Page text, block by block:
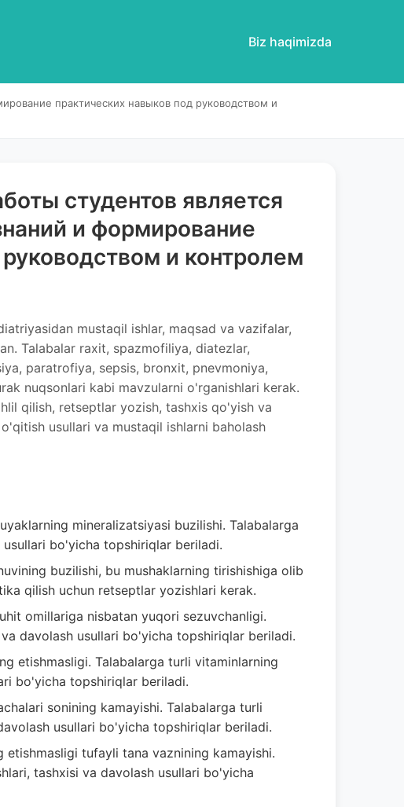
Biz haqimizda
практических навыков под руководством и
студентов является
и формирование
и контролем
mustaqil ishlar, maqsad va vazifalar,
Talabalar raxit, spаzmofiliya, diatezlar,
paratrofiya, sepsis, bronxit, pnevmoniya,
nuqsonlari kabi mavzularni o'rganishlari kerak.
qilish, retseptlar yozish, tashxis qo'yish va
usullari va mustaqil ishlarni baholash
mineralizatsiyasi buzilishi. Talabalarga
bo'yicha topshiriqlar beriladi.
buzilishi, bu mushaklarning tirishishiga olib
qilish uchun retseptlar yozishlari kerak.
omillariga nisbatan yuqori sezuvchanligi.
davolash usullari bo'yicha topshiriqlar beriladi.
etishmasligi. Talabalarga turli vitaminlarning
bo'yicha topshiriqlar beriladi.
sonining kamayishi. Talabalarga turli
usullari bo'yicha topshiriqlar beriladi.
tufayli tana vaznining kamayishi.
tashxisi va davolash usullari bo'yicha